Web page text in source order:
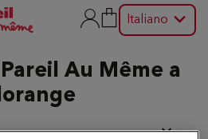
Italiano
Au Même a